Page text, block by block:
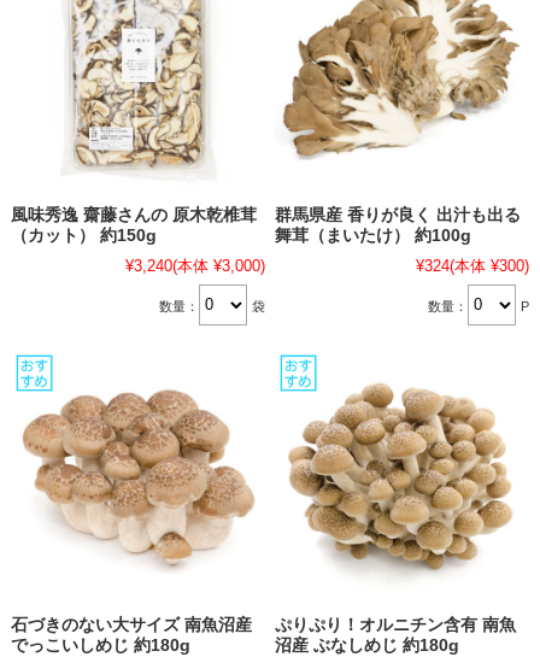
風味秀逸 齋藤さんの 原木乾椎茸
（カット） 約150g
¥3,240(本体 ¥3,000)
数量： 袋
群馬県産 香りが良く 出汁も出る
舞茸（まいたけ） 約100g
¥324(本体 ¥300)
数量： P
石づきのない大サイズ 南魚沼産
でっこいしめじ 約180g
ぷりぷり！オルニチン含有 南魚
沼産 ぶなしめじ 約180g